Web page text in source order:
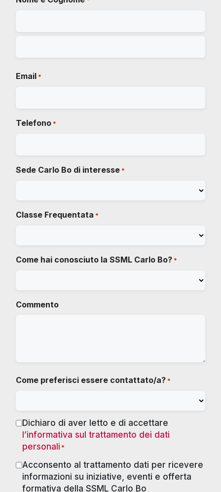
Email *
Telefono *
Sede Carlo Bo di interesse *
Classe Frequentata *
Come hai conosciuto la SSML Carlo Bo? *
Commento
Come preferisci essere contattato/a? *
Consenso
Dichiaro di aver letto e di accettare
l’informativa sul trattamento dei dati
personali*
Marketing
Acconsento al trattamento dati per ricevere
informazioni su iniziative, eventi e offerta
formativa della SSML Carlo Bo